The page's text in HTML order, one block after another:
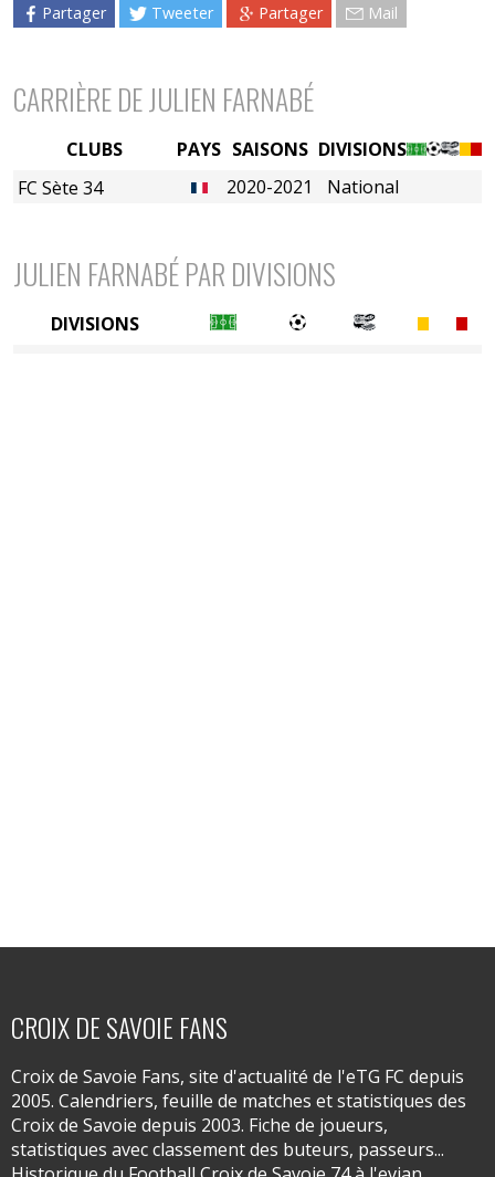
Partager Tweeter Partager Mail
CARRIÈRE DE JULIEN FARNABÉ
PAYS SAISONS DIVISIONS
2020-2021
National
CLUBS
FC Sète 34
JULIEN FARNABÉ PAR DIVISIONS
DIVISIONS
CROIX DE SAVOIE FANS
Croix de Savoie Fans, site d'actualité de l'eTG FC depuis
2005. Calendriers, feuille de matches et statistiques des
Croix de Savoie depuis 2003. Fiche de joueurs,
statistiques avec classement des buteurs, passeurs...